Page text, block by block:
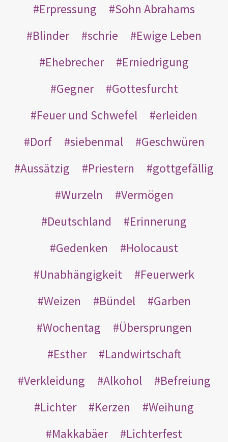
Erpressung
Sohn Abrahams
Blinder
schrie
Ewige Leben
Ehebrecher
Erniedrigung
Gegner
Gottesfurcht
Feuer und Schwefel
erleiden
Dorf
siebenmal
Geschwüren
Aussätzig
Priestern
gottgefällig
Wurzeln
Vermögen
Deutschland
Erinnerung
Gedenken
Holocaust
Unabhängigkeit
Feuerwerk
Weizen
Bündel
Garben
Wochentag
Übersprungen
Esther
Landwirtschaft
Verkleidung
Alkohol
Befreiung
Lichter
Kerzen
Weihung
Makkabäer
Lichterfest